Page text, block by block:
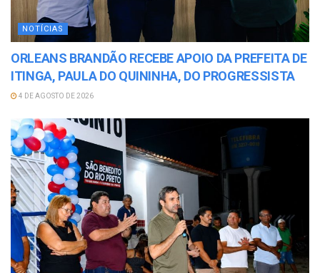
NOTÍCIAS
ORLEANS BRANDÃO RECEBE APOIO DA PREFEITA DE
ITINGA, PAULA DO QUININHA, DO PROGRESSISTA
4 DE AGOSTO DE 2026